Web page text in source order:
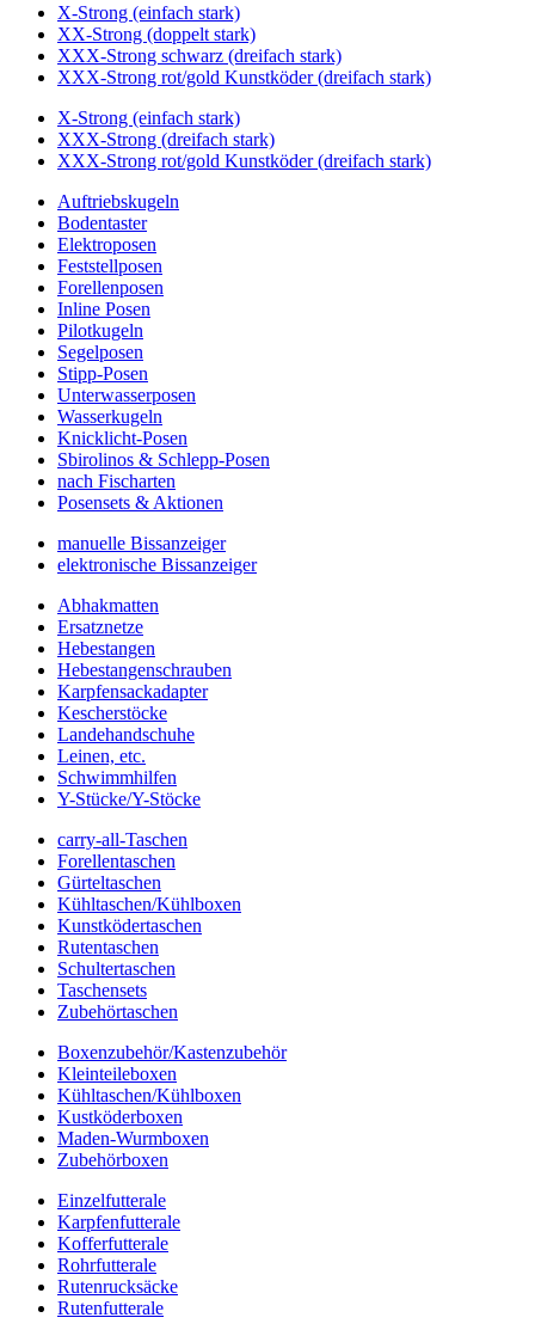
X-Strong (einfach stark)
XX-Strong (doppelt stark)
XXX-Strong schwarz (dreifach stark)
XXX-Strong rot/gold Kunstköder (dreifach stark)
X-Strong (einfach stark)
XXX-Strong (dreifach stark)
XXX-Strong rot/gold Kunstköder (dreifach stark)
Auftriebskugeln
Bodentaster
Elektroposen
Feststellposen
Forellenposen
Inline Posen
Pilotkugeln
Segelposen
Stipp-Posen
Unterwasserposen
Wasserkugeln
Knicklicht-Posen
Sbirolinos & Schlepp-Posen
nach Fischarten
Posensets & Aktionen
manuelle Bissanzeiger
elektronische Bissanzeiger
Abhakmatten
Ersatznetze
Hebestangen
Hebestangenschrauben
Karpfensackadapter
Kescherstöcke
Landehandschuhe
Leinen, etc.
Schwimmhilfen
Y-Stücke/Y-Stöcke
carry-all-Taschen
Forellentaschen
Gürteltaschen
Kühltaschen/Kühlboxen
Kunstködertaschen
Rutentaschen
Schultertaschen
Taschensets
Zubehörtaschen
Boxenzubehör/Kastenzubehör
Kleinteileboxen
Kühltaschen/Kühlboxen
Kustköderboxen
Maden-Wurmboxen
Zubehörboxen
Einzelfutterale
Karpfenfutterale
Kofferfutterale
Rohrfutterale
Rutenrucksäcke
Rutenfutterale